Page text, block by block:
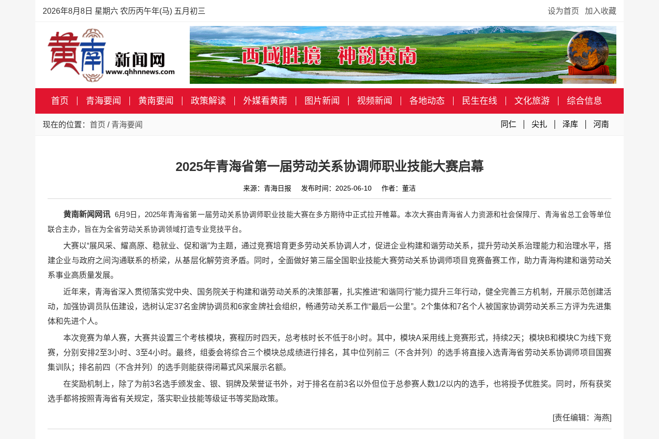
2026年8月8日 星期六 农历丙午年(马) 五月初三 设为首页 加入收藏
首页 青海要闻 黄南要闻 政策解读 外媒看黄南 图片新闻 视频新闻 各地动态 民生在线 文化旅游 综合信息
现在的位置： 首页 / 青海要闻 同仁 尖扎 泽库 河南
2025年青海省第一届劳动关系协调师职业技能大赛启幕
来源：青海日报 发布时间：2025-06-10 作者：董洁
黄南新闻网讯 6月9日，2025年青海省第一届劳动关系协调师职业技能大赛在多方期待中正式拉开帷幕。本次大赛由青海省人力资源和社会保障厅、青海省总工会等单位
联合主办，旨在为全省劳动关系协调领域打造专业竞技平台。
大赛以“展风采、耀高原、稳就业、促和谐”为主题，通过竞赛培育更多劳动关系协调人才，促进企业构建和谐劳动关系，提升劳动关系治理能力和治理水平，搭
建企业与政府之间沟通联系的桥梁，从基层化解劳资矛盾。同时，全面做好第三届全国职业技能大赛劳动关系协调师项目竞赛备赛工作，助力青海构建和谐劳动关
系事业高质量发展。
近年来，青海省深入贯彻落实党中央、国务院关于构建和谐劳动关系的决策部署，扎实推进“和谐同行”能力提升三年行动，健全完善三方机制，开展示范创建活
动，加强协调员队伍建设，选树认定37名金牌协调员和6家金牌社会组织，畅通劳动关系工作“最后一公里”。2个集体和7名个人被国家协调劳动关系三方评为先进集
体和先进个人。
本次竞赛为单人赛，大赛共设置三个考核模块，赛程历时四天，总考核时长不低于8小时。其中，模块A采用线上竞赛形式，持续2天；模块B和模块C为线下竞
赛，分别安排2至3小时、3至4小时。最终，组委会将综合三个模块总成绩进行排名，其中位列前三（不含并列）的选手将直接入选青海省劳动关系协调师项目国赛
集训队；排名前四（不含并列）的选手则能获得闭幕式风采展示名额。
在奖励机制上，除了为前3名选手颁发金、银、铜牌及荣誉证书外，对于排名在前3名以外但位于总参赛人数1/2以内的选手，也将授予优胜奖。同时，所有获奖
选手都将按照青海省有关规定，落实职业技能等级证书等奖励政策。
[责任编辑：海燕]